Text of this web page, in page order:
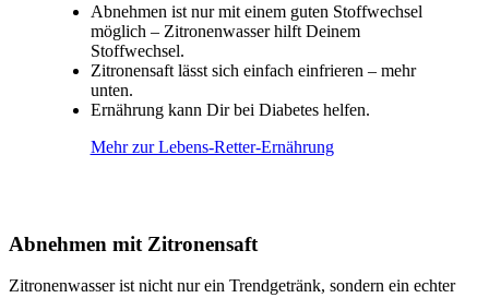
Abnehmen ist nur mit einem guten Stoffwechsel
möglich – Zitronenwasser hilft Deinem
Stoffwechsel.
Zitronensaft lässt sich einfach einfrieren – mehr
unten.
Ernährung kann Dir bei Diabetes helfen.
Mehr zur Lebens-Retter-Ernährung
Abnehmen mit Zitronensaft
Zitronenwasser ist nicht nur ein Trendgetränk, sondern ein echter